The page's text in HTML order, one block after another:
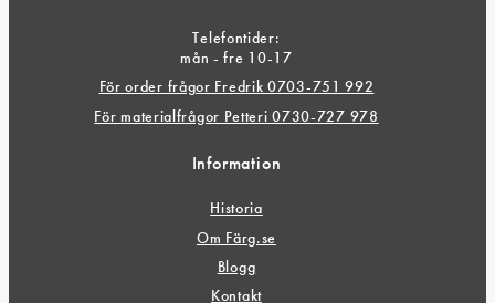
Telefontider:
mån - fre 10-17
För order frågor Fredrik 0703-751 992
För materialfrågor Petteri 0730-727 978
Information
Historia
Om Färg.se
Blogg
Kontakt